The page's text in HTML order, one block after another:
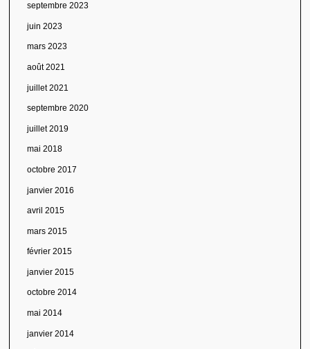
septembre 2023
juin 2023
mars 2023
août 2021
juillet 2021
septembre 2020
juillet 2019
mai 2018
octobre 2017
janvier 2016
avril 2015
mars 2015
février 2015
janvier 2015
octobre 2014
mai 2014
janvier 2014